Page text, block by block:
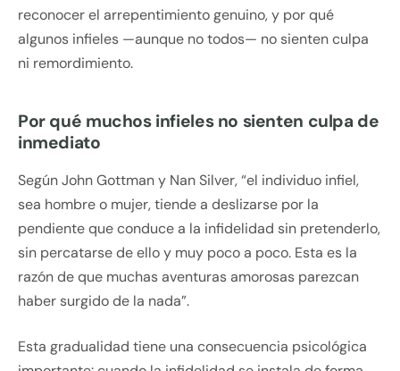
reconocer el arrepentimiento genuino, y por qué
algunos infieles —aunque no todos— no sienten culpa
ni remordimiento.
Por qué muchos infieles no sienten culpa de
inmediato
Según John Gottman y Nan Silver, “el individuo infiel,
sea hombre o mujer, tiende a deslizarse por la
pendiente que conduce a la infidelidad sin pretenderlo,
sin percatarse de ello y muy poco a poco. Esta es la
razón de que muchas aventuras amorosas parezcan
haber surgido de la nada”.
Esta gradualidad tiene una consecuencia psicológica